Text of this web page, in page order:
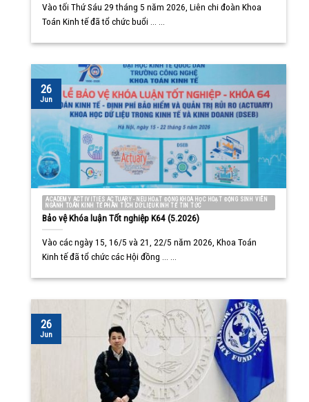
Vào tối Thứ Sáu 29 tháng 5 năm 2026, Liên chi đoàn Khoa
Toán Kinh tế đã tổ chức buổi ... ...
ACADEMY ACTIVITIES ACTUARY - NEU HOẠT ĐỘNG KHOA HỌC HOẠT ĐỘNG SINH VIÊN
NGÀNH TOÁN KINH TẾ PHÂN TÍCH DỮ LIỆU KINH TẾ TIN TỨC
Bảo vệ Khóa luận Tốt nghiệp K64 (5.2026)
Vào các ngày 15, 16/5 và 21, 22/5 năm 2026, Khoa Toán
Kinh tế đã tổ chức các Hội đồng ... ...
26
Jun
26
Jun